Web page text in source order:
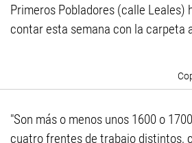
Primeros Pobladores (calle Leales)
contar esta semana con la carpeta
"Son más o menos unos 1600 o
cuatro frentes de trabajo distintos,